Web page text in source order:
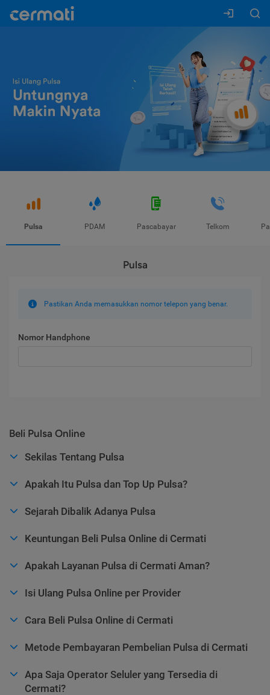
Pulsa PDAM Pascabayar Telkom
Pulsa
Pastikan Anda memasukkan nomor telepon yang benar.
Nomor Handphone
Beli Pulsa Online
Sekilas Tentang Pulsa
Apakah Itu Pulsa dan Top Up Pulsa?
Sejarah Dibalik Adanya Pulsa
Keuntungan Beli Pulsa Online di Cermati
Apakah Layanan Pulsa di Cermati Aman?
Isi Ulang Pulsa Online per Provider
Cara Beli Pulsa Online di Cermati
Metode Pembayaran Pembelian Pulsa di Cermati
Apa Saja Operator Seluler yang Tersedia di
Cermati?